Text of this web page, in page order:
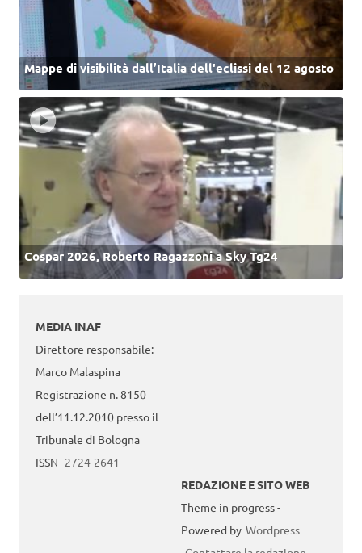
Mappe di visibilità dall’Italia dell'eclissi del 12 agosto
Cospar 2026, Roberto Ragazzoni a Sky Tg24
MEDIA INAF
Direttore responsabile:
Marco Malaspina
Registrazione n. 8150
dell’11.12.2010 presso il
Tribunale di Bologna
ISSN 2724-2641
REDAZIONE E SITO WEB
Theme in progress -
Powered by Wordpress